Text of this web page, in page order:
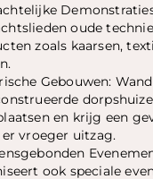
oude
zoals kaarsen,
Gebouwen:
en krijg een
er vroeger uitzag.
ook speciale